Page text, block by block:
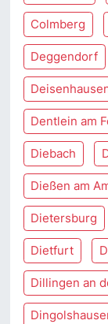
Colmberg
Deggendorf
Dentlein am
Diebach
Dießen am
Dietersburg
Dietfurt
Dillingen an